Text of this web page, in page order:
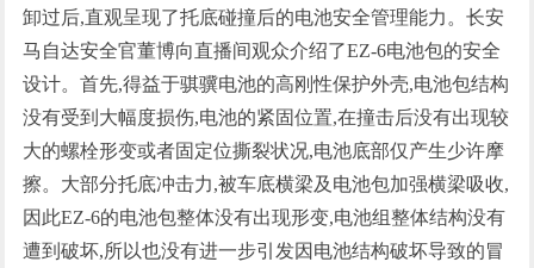
卸过后,直观呈现了托底碰撞后的电池安全管理能力。长安
马自达安全官董博向直播间观众介绍了EZ-6电池包的安全
设计。首先,得益于骐骥电池的高刚性保护外壳,电池包结构
没有受到大幅度损伤,电池的紧固位置,在撞击后没有出现较
大的螺栓形变或者固定位撕裂状况,电池底部仅产生少许摩
擦。大部分托底冲击力,被车底横梁及电池包加强横梁吸收,
因此EZ-6的电池包整体没有出现形变,电池组整体结构没有
遭到破坏,所以也没有进一步引发因电池结构破坏导致的冒